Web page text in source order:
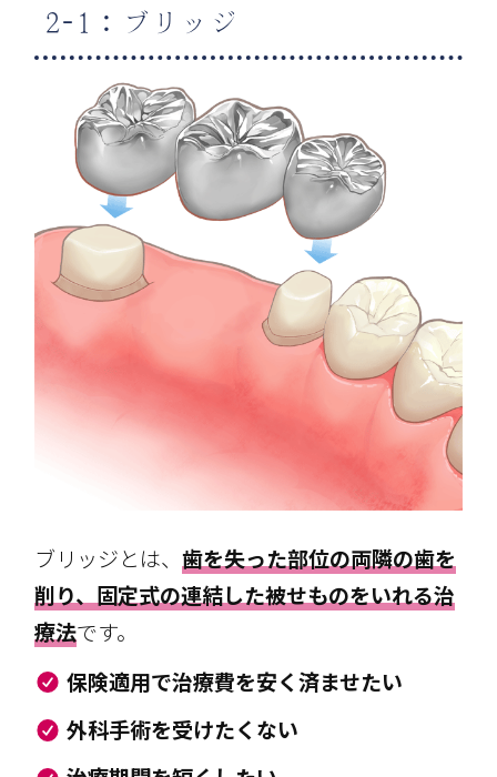
2-1：ブリッジ
ブリッジとは、歯を失った部位の両隣の歯を
削り、固定式の連結した被せものをいれる治
療法です。
保険適用で治療費を安く済ませたい
外科手術を受けたくない